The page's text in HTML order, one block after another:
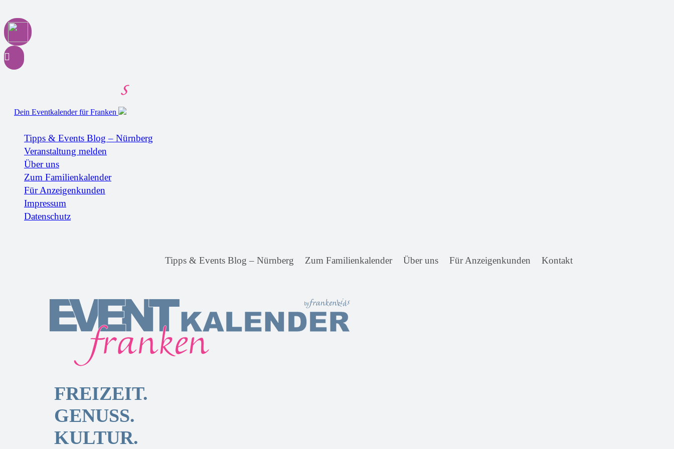
Dein Eventkalender für Franken
Tipps & Events Blog – Nürnberg
Veranstaltung melden
Über uns
Zum Familienkalender
Für Anzeigenkunden
Impressum
Datenschutz
Tipps & Events Blog – Nürnberg Zum Familienkalender Über uns Für Anzeigenkunden Kontakt
FREIZEIT.
GENUSS.
KULTUR.